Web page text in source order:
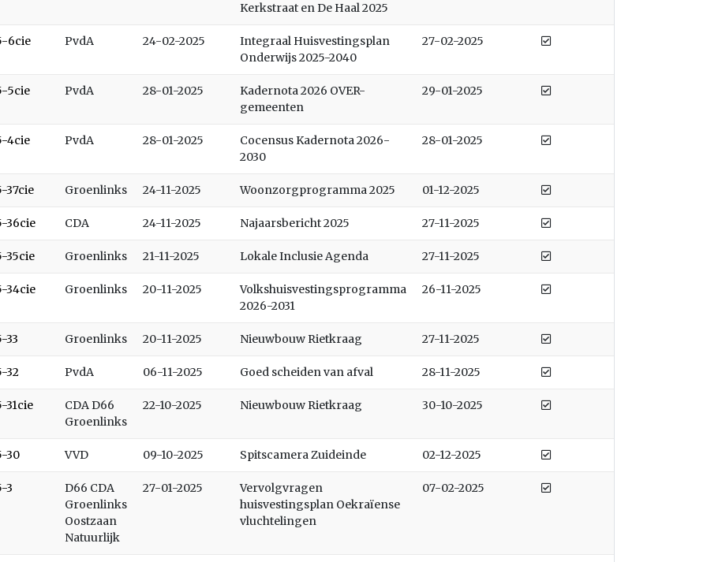
Kerkstraat en De Haal 2025
6cie PvdA 24-02-2025
Integraal Huisvestingsplan
Onderwijs 2025-2040
27-02-2025 Afgedaan
5cie PvdA 28-01-2025
Kadernota 2026 OVER-
gemeenten
29-01-2025 Afgedaan
4cie PvdA 28-01-2025
Cocensus Kadernota 2026-
2030
28-01-2025 Afgedaan
37cie Groenlinks 24-11-2025 Woonzorgprogramma 2025 01-12-2025 Afgedaan
36cie CDA 24-11-2025 Najaarsbericht 2025 27-11-2025 Afgedaan
35cie Groenlinks 21-11-2025 Lokale Inclusie Agenda 27-11-2025 Afgedaan
34cie Groenlinks 20-11-2025
Volkshuisvestingsprogramma
2026-2031
26-11-2025 Afgedaan
33 Groenlinks 20-11-2025 Nieuwbouw Rietkraag 27-11-2025 Afgedaan
32 PvdA 06-11-2025 Goed scheiden van afval 28-11-2025 Afgedaan
31cie
CDA D66
Groenlinks
22-10-2025 Nieuwbouw Rietkraag 30-10-2025 Afgedaan
30 VVD 09-10-2025 Spitscamera Zuideinde 02-12-2025 Afgedaan
3
D66 CDA
Groenlinks
Oostzaan
Natuurlijk
27-01-2025
Vervolgvragen
huisvestingsplan Oekraïense
vluchtelingen
07-02-2025 Afgedaan